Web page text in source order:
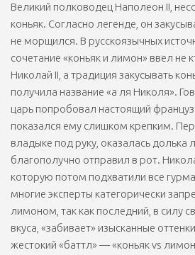
Великий полководец Наполеон II,
коньяк. Согласно легенде, он
не морщился. В русскоязычных
сочетание «коньяк и лимон» ввел не
Николай II, а традиция закусывать
получила название «а ля Николя».
царь попробовал настоящий
показался ему слишком крепким.
владыке под руку, оказалась долька
благополучно отправил в рот.
которую потом подхватили все
многие эксперты категорически
лимоном, так как последний, в силу
вкуса, «забивает» изысканные
жестокий «баттл» — «коньяк vs